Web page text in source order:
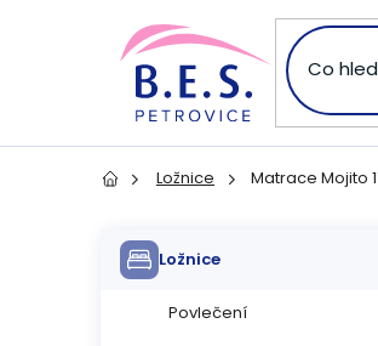
Domů Ložnice Matrace Mojito
P
Přeskočit
kategorieLožnice
Povlečení